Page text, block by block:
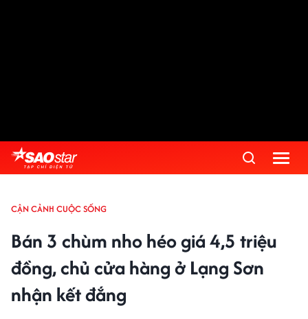
CẬN CẢNH CUỘC SỐNG
Bán 3 chùm nho héo giá 4,5 triệu
đồng, chủ cửa hàng ở Lạng Sơn
nhận kết đắng